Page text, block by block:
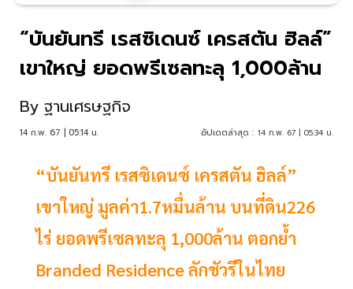
“บันยันทรี เรสซิเดนซ์ เครสตัน ฮิลล์”
เขาใหญ่ ยอดพรีเซลทะลุ 1,000ล้าน
By ฐานเศรษฐกิจ
14 ก.พ. 67 | 05:14 น. อัปเดตล่าสุด : 14 ก.พ. 67 | 05:34 น.
“บันยันทรี เรสซิเดนซ์ เครสตัน ฮิลล์”
เขาใหญ่ มูลค่า1.7หมื่นล้าน บนที่ดิน226
ไร่ ยอดพรีเซลทะลุ 1,000ล้าน ตอกย้ำ
Branded Residence ลักชัวรีในไทย